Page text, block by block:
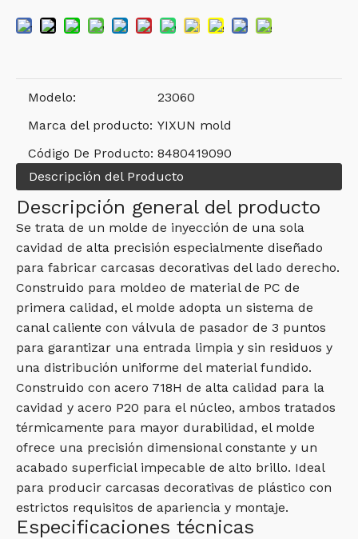
Modelo:
23060
Marca del producto: YIXUN mold
Código De Producto: 8480419090
Descripción del Producto
Descripción general del producto
Se trata de un molde de inyección de una sola
cavidad de alta precisión especialmente diseñado
para fabricar carcasas decorativas del lado derecho.
Construido para moldeo de material de PC de
primera calidad, el molde adopta un sistema de
canal caliente con válvula de pasador de 3 puntos
para garantizar una entrada limpia y sin residuos y
una distribución uniforme del material fundido.
Construido con acero 718H de alta calidad para la
cavidad y acero P20 para el núcleo, ambos tratados
térmicamente para mayor durabilidad, el molde
ofrece una precisión dimensional constante y un
acabado superficial impecable de alto brillo. Ideal
para producir carcasas decorativas de plástico con
estrictos requisitos de apariencia y montaje.
Especificaciones técnicas